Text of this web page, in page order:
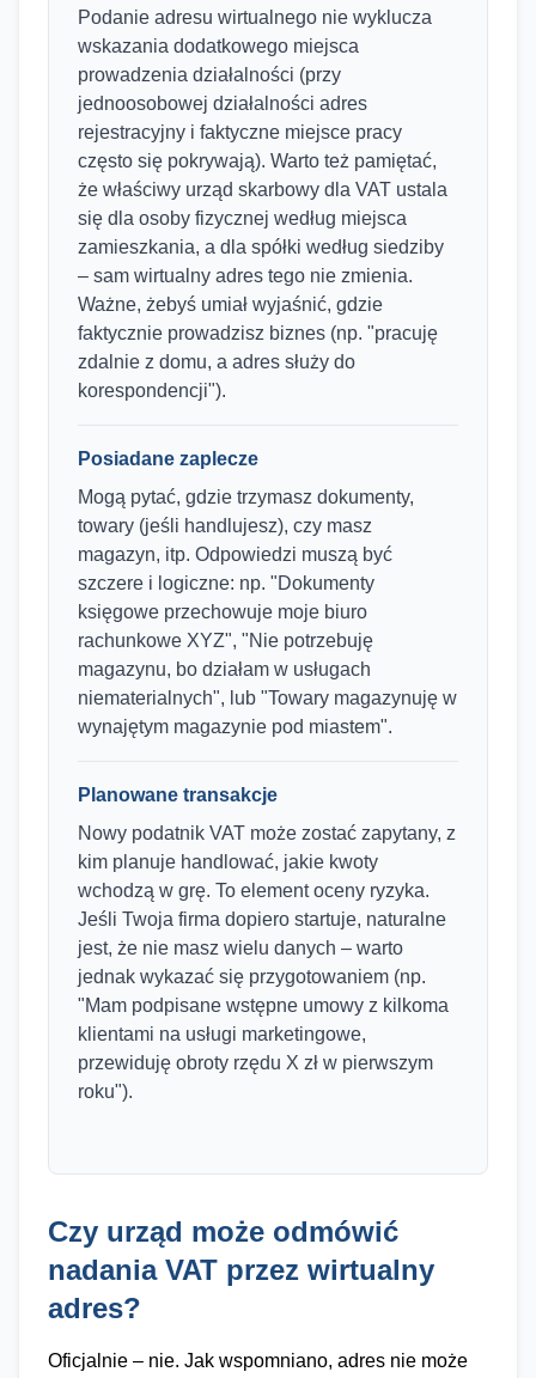
Podanie adresu wirtualnego nie wyklucza
wskazania dodatkowego miejsca
prowadzenia działalności (przy
jednoosobowej działalności adres
rejestracyjny i faktyczne miejsce pracy
często się pokrywają). Warto też pamiętać,
że właściwy urząd skarbowy dla VAT ustala
się dla osoby fizycznej według miejsca
zamieszkania, a dla spółki według siedziby
– sam wirtualny adres tego nie zmienia.
Ważne, żebyś umiał wyjaśnić, gdzie
faktycznie prowadzisz biznes (np. "pracuję
zdalnie z domu, a adres służy do
korespondencji").
Posiadane zaplecze
Mogą pytać, gdzie trzymasz dokumenty,
towary (jeśli handlujesz), czy masz
magazyn, itp. Odpowiedzi muszą być
szczere i logiczne: np. "Dokumenty
księgowe przechowuje moje biuro
rachunkowe XYZ", "Nie potrzebuję
magazynu, bo działam w usługach
niematerialnych", lub "Towary magazynuję w
wynajętym magazynie pod miastem".
Planowane transakcje
Nowy podatnik VAT może zostać zapytany, z
kim planuje handlować, jakie kwoty
wchodzą w grę. To element oceny ryzyka.
Jeśli Twoja firma dopiero startuje, naturalne
jest, że nie masz wielu danych – warto
jednak wykazać się przygotowaniem (np.
"Mam podpisane wstępne umowy z kilkoma
klientami na usługi marketingowe,
przewiduję obroty rzędu X zł w pierwszym
roku").
Czy urząd może odmówić
nadania VAT przez wirtualny
adres?
Oficjalnie – nie. Jak wspomniano, adres nie może